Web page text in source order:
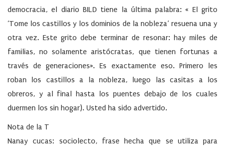
democracia, el diario BILD tiene la última palabra: « El grito
‘Tome los castillos y los dominios de la nobleza’ resuena una y
otra vez. Este grito debe terminar de resonar: hay miles de
familias, no solamente aristócratas, que tienen fortunas a
través de generaciones». Es exactamente eso. Primero les
roban los castillos a la nobleza, luego las casitas a los
obreros, y al final hasta los puentes debajo de los cuales
duermen los sin hogar). Usted ha sido advertido.
Nota de la T
Nanay cucas: sociolecto, frase hecha que se utiliza para